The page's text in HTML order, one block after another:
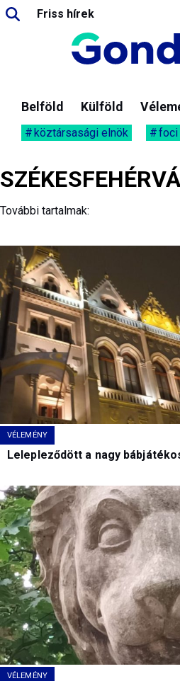
Friss hírek
Belföld Külföld
köztársasági elnök foci
További tartalmak:
VÉLEMÉNY
Lelepleződött a nagy
VÉLEMÉNY